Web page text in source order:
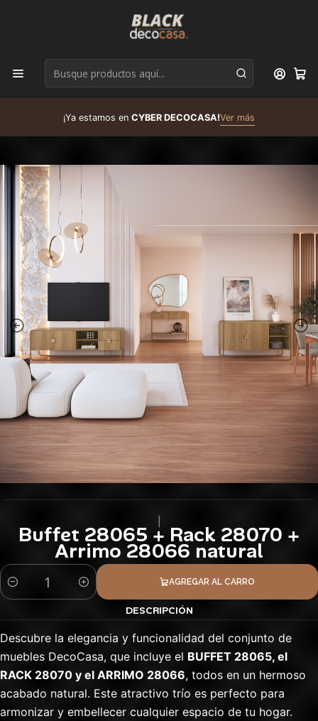
¡Ya estamos en CYBER DECOCASA!Ver más
Buffet 28065 + Rack 28070 +
Arrimo 28066 natural
Cantidad
AGREGAR AL CARRO
DESCRIPCIÓN
Descubre la elegancia y funcionalidad del conjunto de
muebles DecoCasa, que incluye el BUFFET 28065, el
RACK 28070 y el ARRIMO 28066, todos en un hermoso
acabado natural. Este atractivo trío es perfecto para
armonizar y embellecer cualquier espacio de tu hogar.